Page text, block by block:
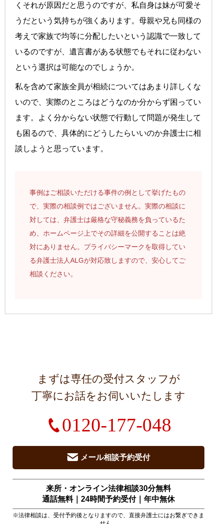
くそれが原因だと思うのですが、私自身は妹が可愛そ
うだという気持ちが強くあります。母親や兄も同様の
考えで家族で均等に分配したいという認識で一致して
いるのですが、遺言書がある状態でもそれに従わない
という選択は可能なのでしょうか。
私を含めて家族全員が相続についてはあまり詳しくな
いので、実際のところはどうなのか分からず困ってい
ます。よく分からない状態で行動して問題が発生して
も困るので、具体的にどうしたらいいのか弁護士に相
談しようと思っています。
事例はご相談いただける事件の例として挙げたもの
で、実際の相談例ではございません。実際の相談に
対しては、弁護士は厳格な守秘義務を負っているた
め、ホームページ上でその詳細を公開することは絶
対にありません。プライバシーマークを取得してい
る弁護士法人ALGが対応致しますので、安心してご
相談ください。
まずは専任の受付スタッフが
丁寧にお話をお伺いいたします
0120-177-048
メール相談予約受付
来所・オンライン法律相談30分無料
通話無料｜24時間予約受付｜ 年中無休
※法律相談は、受付予約後となりますので、直接弁護士にはお繋ぎできま